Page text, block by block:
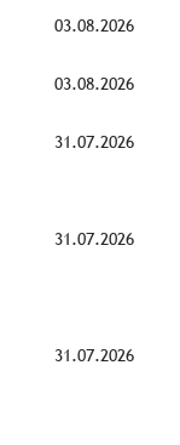
03.08.2026
03.08.2026
31.07.2026
31.07.2026
31.07.2026